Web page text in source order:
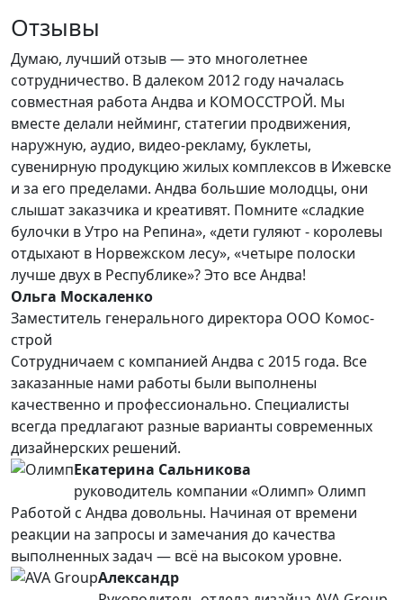
Отзывы
Думаю, лучший отзыв — это многолетнее
сотрудничество. В далеком 2012 году началась
совместная работа Андва и КОМОССТРОЙ. Мы
вместе делали нейминг, статегии продвижения,
наружную, аудио, видео-рекламу, буклеты,
сувенирную продукцию жилых комплексов в Ижевске
и за его пределами. Андва большие молодцы, они
слышат заказчика и креативят. Помните «сладкие
булочки в Утро на Репина», «дети гуляют - королевы
отдыхают в Норвежском лесу», «четыре полоски
лучше двух в Республике»? Это все Андва!
Ольга Москаленко
Заместитель генерального директора ООО Комос-
строй
Сотрудничаем с компанией Андва с 2015 года. Все
заказанные нами работы были выполнены
качественно и профессионально. Специалисты
всегда предлагают разные варианты современных
дизайнерских решений.
Екатерина Сальникова
руководитель компании «Олимп» Олимп
Работой с Андва довольны. Начиная от времени
реакции на запросы и замечания до качества
выполненных задач — всё на высоком уровне.
Александр